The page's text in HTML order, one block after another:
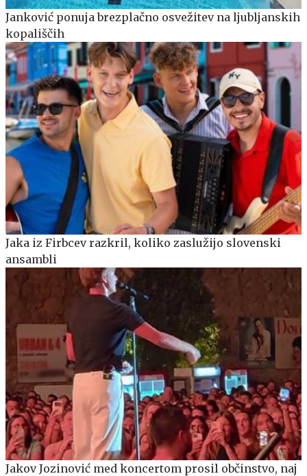
Janković ponuja brezplačno osvežitev na ljubljanskih
kopališčih
Jaka iz Firbcev razkril, koliko zaslužijo slovenski
ansambli
Jakov Jozinović med koncertom prosil občinstvo, naj